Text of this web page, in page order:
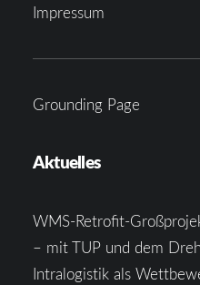
Impressum
Grounding Page
Aktuelles
WMS-Retrofit-
– mit TUP und dem
Intralogistik als